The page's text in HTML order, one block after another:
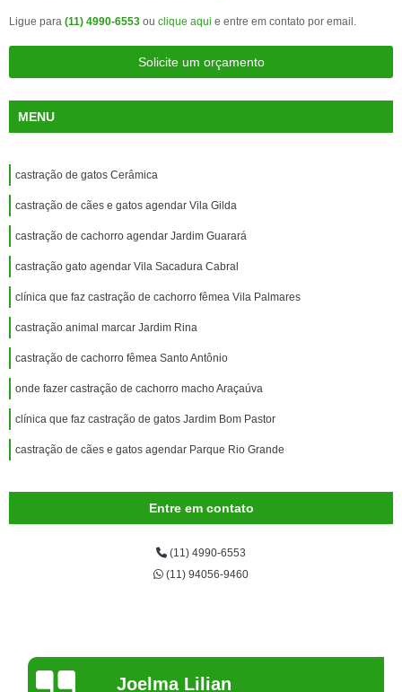
Ligue para (11) 4990-6553 ou clique aqui e entre em contato por email.
Solicite um orçamento
MENU
castração de gatos Cerâmica
castração de cães e gatos agendar Vila Gilda
castração de cachorro agendar Jardim Guarará
castração gato agendar Vila Sacadura Cabral
clínica que faz castração de cachorro fêmea Vila Palmares
castração animal marcar Jardim Rina
castração de cachorro fêmea Santo Antônio
onde fazer castração de cachorro macho Araçaúva
clínica que faz castração de gatos Jardim Bom Pastor
castração de cães e gatos agendar Parque Rio Grande
Entre em contato
(11) 4990-6553
(11) 94056-9460
Joelma Lilian